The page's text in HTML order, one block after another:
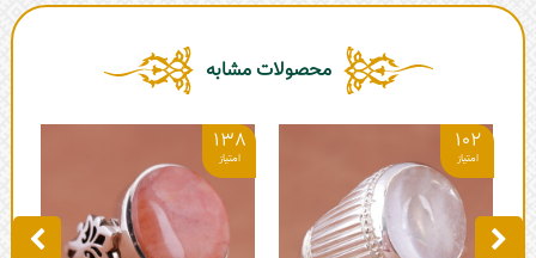
محصولات مشابه
102
138